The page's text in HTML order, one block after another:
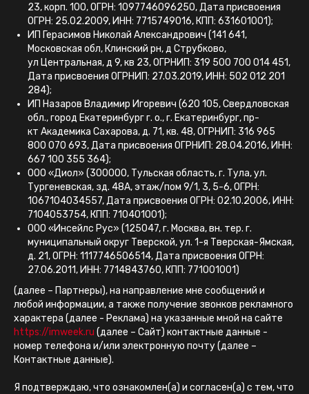
23, корп. 100, ОГРН: 1097746096250, Дата присвоения
ОГРН: 25.02.2009, ИНН: 7715749016, КПП: 631601001);
ИП Герасимов Николай Александрович (141 641,
Московская обл, Клинский рн, д Струбково,
ул Центральная, д 9, кв 23, ОГРНИП: 319 500 700 014 451,
Дата присвоения ОГРНИП: 27.03.2019, ИНН: 502 012 201
284);
ИП Назаров Владимир Игоревич (620 105, Свердловская
обл., город Екатеринбург г. о., г. Екатеринбург, пр-
кт Академика Сахарова, д. 71, кв. 48, ОГРНИП: 316 965
800 070 693, Дата присвоения ОГРНИП: 28.04.2016, ИНН:
667 100 355 364);
ООО «Диол» (300000, Тульская область, г. Тула, ул.
Тургеневская, зд. 48А, этаж/пом 9/1, 3, 5-6, ОГРН:
1067104034557, Дата присвоения ОГРН: 02.10.2006, ИНН:
7104053754, КПП: 710401001);
ООО «Инсейлс Рус» (125047, г. Москва, вн. тер. г.
муниципальный округ Тверской, ул. 1-я Тверская-Ямская,
д. 21, ОГРН: 1117746506514, Дата присвоения ОГРН:
27.06.2011, ИНН: 7714843760, КПП: 771001001)
(далее – Партнеры), на направление мне сообщений и
любой информации, а также получение звонков рекламного
характера (далее - Реклама) на указанные мной на сайте
https://imweek.ru (далее – Сайт) контактные данные -
номер телефона и/или электронную почту (далее –
Контактные данные).
Я подтверждаю, что ознакомлен(а) и согласен(а) с тем, что